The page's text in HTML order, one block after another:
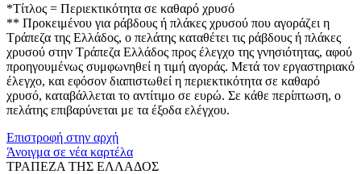
*Τίτλος = Περιεκτικότητα σε καθαρό χρυσό
** Προκειμένου για ράβδους ή πλάκες χρυσού που αγοράζει η
Τράπεζα της Ελλάδος, ο πελάτης καταθέτει τις ράβδους ή πλάκες
χρυσού στην Τράπεζα Ελλάδος προς έλεγχο της γνησιότητας, αφού
προηγουμένως συμφωνηθεί η τιμή αγοράς. Μετά τον εργαστηριακό
έλεγχο, και εφόσον διαπιστωθεί η περιεκτικότητα σε καθαρό
χρυσό, καταβάλλεται το αντίτιμο σε ευρώ. Σε κάθε περίπτωση, ο
πελάτης επιβαρύνεται με τα έξοδα ελέγχου.
Επιστροφή στην αρχή
Άνοιγμα σε νέα καρτέλα
ΤΡΑΠΕΖΑ ΤΗΣ ΕΛΛΑΔΟΣ